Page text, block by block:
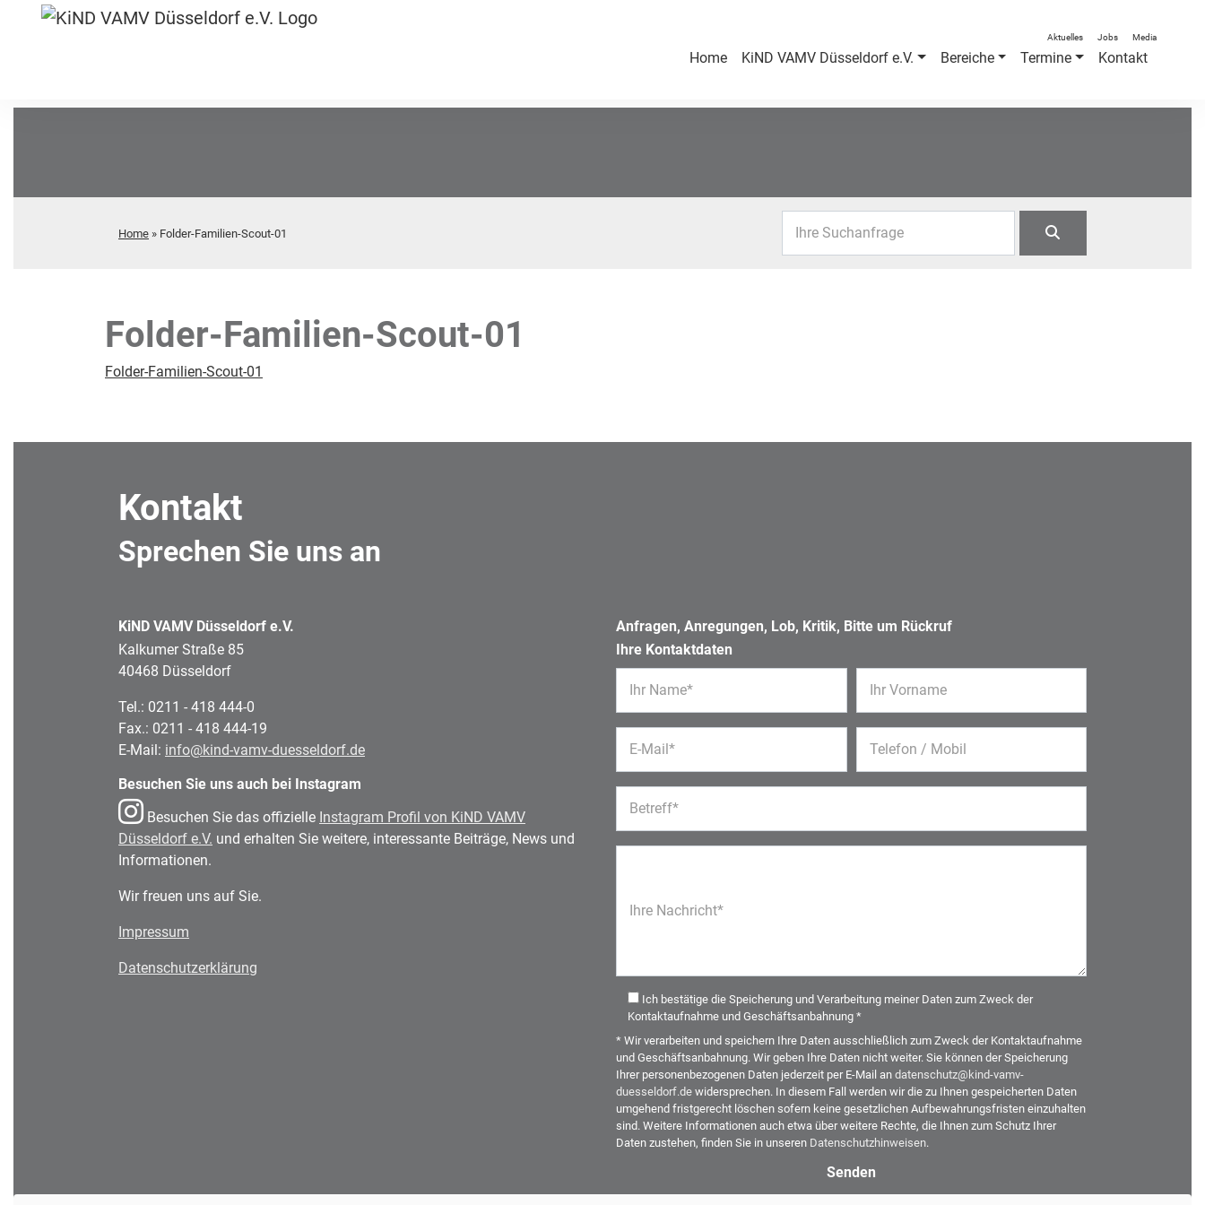
Home » Folder-Familien-Scout-01 Ihre Suchanfrage
Folder-Familien-Scout-01
Folder-Familien-Scout-01
Kontakt
Sprechen Sie uns an
KiND VAMV Düsseldorf e.V.
Kalkumer Straße 85
40468 Düsseldorf
Tel.: 0211 - 418 444-0
Fax.: 0211 - 418 444-19
E-Mail: info@kind-vamv-duesseldorf.de
Besuchen Sie uns auch bei Instagram
Besuchen Sie das offizielle Instagram Profil von KiND VAMV
Düsseldorf e.V. und erhalten Sie weitere, interessante Beiträge, News und
Informationen.
Wir freuen uns auf Sie.
Impressum
Datenschutzerklärung
Anfragen, Anregungen, Lob, Kritik, Bitte um Rückruf
Ihre Kontaktdaten
Ihr Name* Ihr Vorname
E-Mail* Telefon / Mobil
Betreff*
Ihre Nachricht*
Ich bestätige die Speicherung und Verarbeitung meiner Daten zum Zweck der
Kontaktaufnahme und Geschäftsanbahnung *
* Wir verarbeiten und speichern Ihre Daten ausschließlich zum Zweck der Kontaktaufnahme
und Geschäftsanbahnung. Wir geben Ihre Daten nicht weiter. Sie können der Speicherung
Ihrer personenbezogenen Daten jederzeit per E-Mail an datenschutz@kind-vamv-
duesseldorf.de widersprechen. In diesem Fall werden wir die zu Ihnen gespeicherten Daten
umgehend fristgerecht löschen sofern keine gesetzlichen Aufbewahrungsfristen einzuhalten
sind. Weitere Informationen auch etwa über weitere Rechte, die Ihnen zum Schutz Ihrer
Daten zustehen, finden Sie in unseren Datenschutzhinweisen.
Aktuelles Jobs Media
Home KiND VAMV Düsseldorf e.V. Bereiche Termine Kontakt